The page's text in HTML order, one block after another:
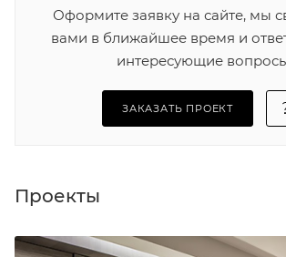
Оформите заявку на сайте, мы
вами в ближайшее время и
интересующие
ЗАКАЗАТЬ ПРОЕКТ
Проекты